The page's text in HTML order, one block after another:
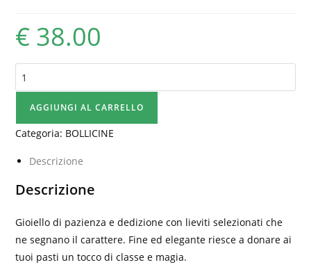
€ 38.00
Franciacorta
Brut
DOCG
quantità
AGGIUNGI AL CARRELLO
Categoria: BOLLICINE
Descrizione
Descrizione
Gioiello di pazienza e dedizione con lieviti selezionati che
ne segnano il carattere. Fine ed elegante riesce a donare ai
tuoi pasti un tocco di classe e magia.